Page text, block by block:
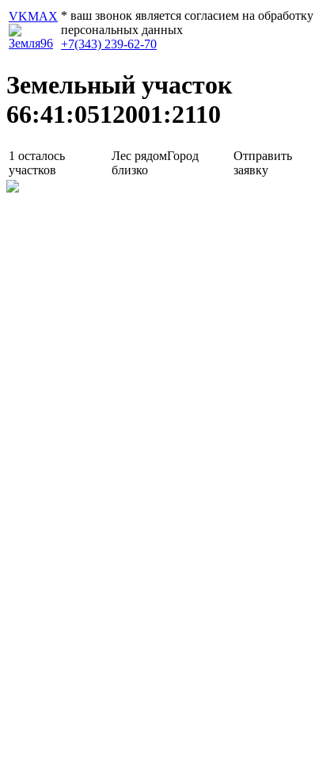
VKMAX * ваш звонок является согласием на обработку
персональных данных
+7(343) 239-62-70
Земельный участок
66:41:0512001:2110
1 осталось
участков
Лес рядомГород
близко
Отправить
заявку